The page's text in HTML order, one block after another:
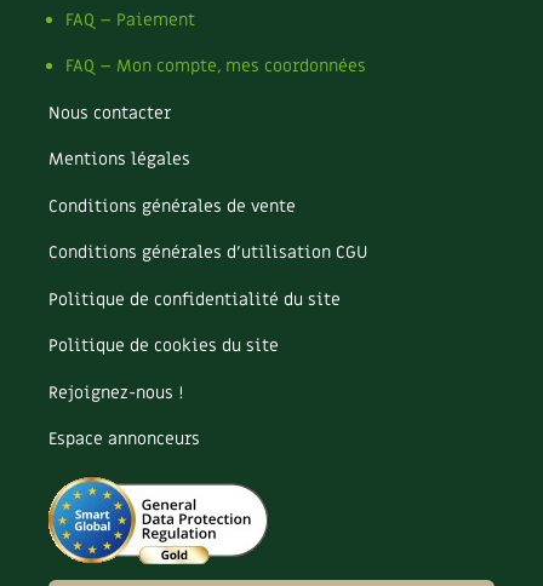
FAQ – Paiement
FAQ – Mon compte, mes coordonnées
Nous contacter
Mentions légales
Conditions générales de vente
Conditions générales d’utilisation CGU
Politique de confidentialité du site
Politique de cookies du site
Rejoignez-nous !
Espace annonceurs